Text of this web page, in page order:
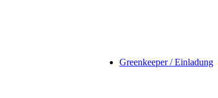
Greenkeeper / Einladung